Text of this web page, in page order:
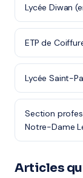
Lycée Diwan
ETP de
Lycée Saint-
Section
Notre-Dame
Articles